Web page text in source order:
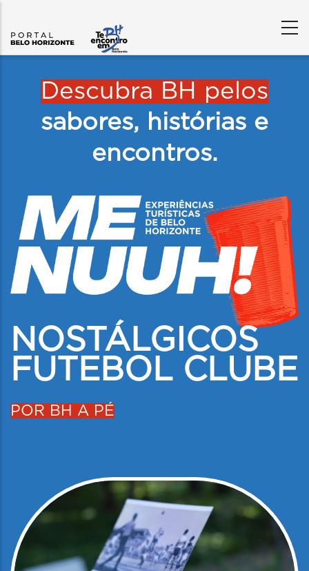
Descubra BH pelos
sabores, histórias e
encontros.
NOSTÁLGICOS
FUTEBOL CLUBE
POR BH A PÉ